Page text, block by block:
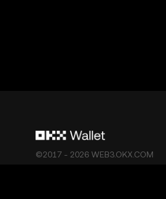
©2017 - 2026 WEB3.OKX.COM